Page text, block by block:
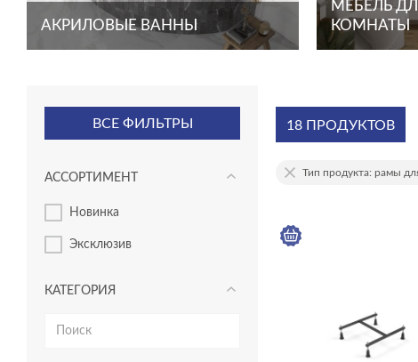
АКРИЛОВЫЕ ВАННЫ
МЕБЕЛЬ
КОМНАТЫ
ВСЕ ФИЛЬТРЫ
АССОРТИМЕНТ
новинка
эксклюзив
КАТЕГОРИЯ
18 ПРОДУКТОВ
Тип продукта: рамы